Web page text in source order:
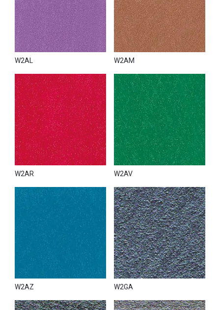
довольно стойким и моющимся декоративным
покрытием, допускающим локальный ремонт или
реставрацию поверхности после какого-то
механического повреждения. Для практически
абсолютной влагостойкости рекомендуем использовать
покрытия Framenti или Framenti Oro.
В Киеве образцы краски White Paint представлены в шоу-
руме «VOGUE INTERIORS", где также можно посмотреть
натуральные выкраски всех материалов из ассортимента
фабрики Giorgio Graesan & Friends.
Купить краску WHITE PAINT можнов нашем интернет-
магазиневсего в несколько кликов, что значительно
облегчает заказ и доставку декоративно-отделочных
материалов.
W2AL W2AM
W2AR W2AV
W2AZ W2GA